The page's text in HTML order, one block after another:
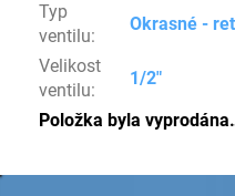
Typ
ventilu:
Okrasné -
Velikost
ventilu:
1/2"
Položka byla
Z